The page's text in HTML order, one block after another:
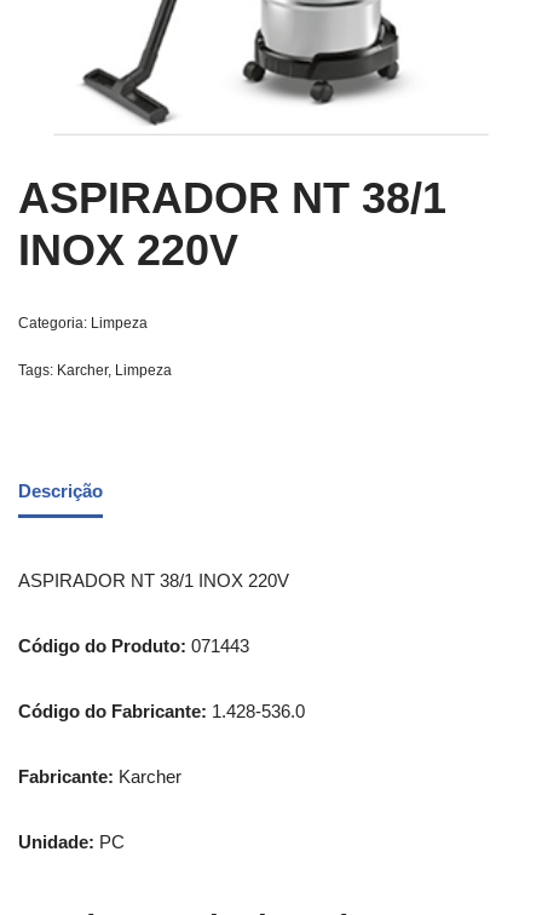
ASPIRADOR NT 38/1
INOX 220V
Categoria: Limpeza
Tags: Karcher, Limpeza
Descrição
ASPIRADOR NT 38/1 INOX 220V
Código do Produto: 071443
Código do Fabricante: 1.428-536.0
Fabricante: Karcher
Unidade: PC